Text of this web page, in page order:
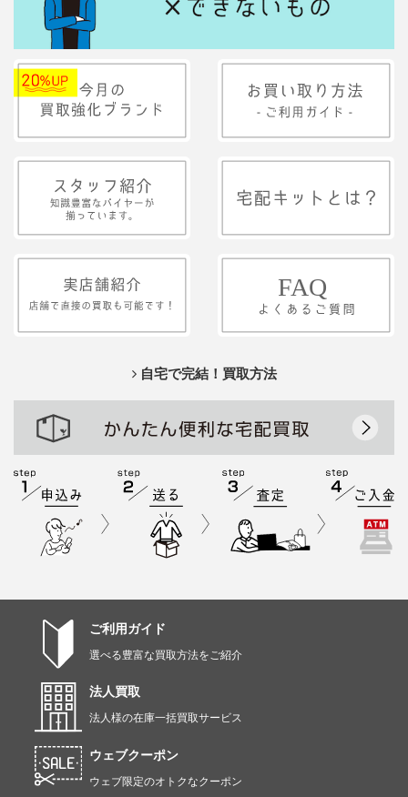
自宅で完結！買取方法
ご利用ガイド
選べる豊富な買取方法をご紹介
法人買取
法人様の在庫一括買取サービス
ウェブクーポン
ウェブ限定のオトクなクーポン